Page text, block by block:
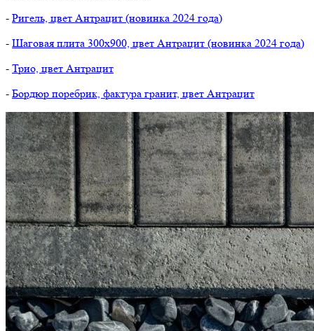
- Ригель, цвет Антрацит (новинка 2024 года)
- Шаговая плита 300х900, цвет Антрацит (новинка 2024 года)
- Трио, цвет Антрацит
- Бордюр поребрик, фактура гранит, цвет Антрацит